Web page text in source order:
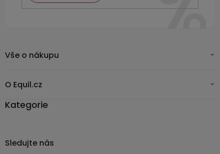
Vše o nákupu
O Equil.cz
Kategorie
Sledujte nás